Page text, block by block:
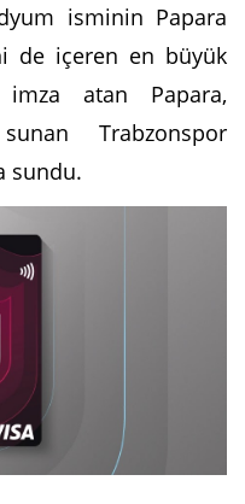
isminin Papara
de içeren en büyük
imza atan Papara,
Trabzonspor
sundu.